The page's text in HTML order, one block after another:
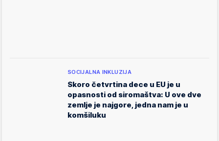
SOCIJALNA INKLUZIJA
Skoro četvrtina dece u EU je u
opasnosti od siromaštva: U ove dve
zemlje je najgore, jedna nam je u
komšiluku